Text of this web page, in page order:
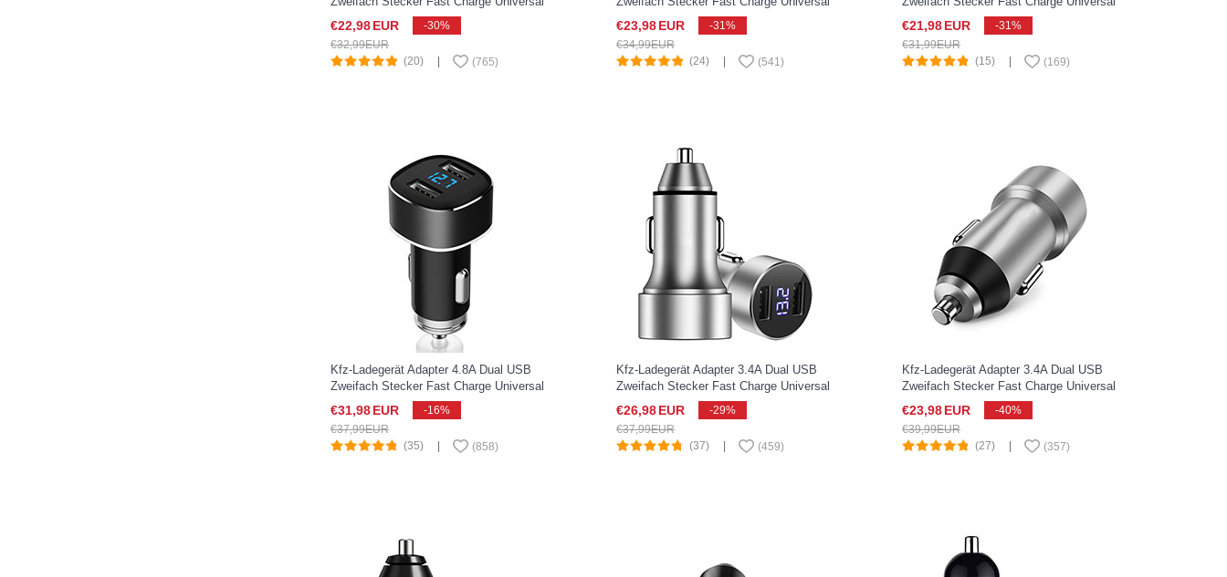
U07 für Sony Xperia XZ2 Compact Silber
€22,98EUR
-30%
€32,99EUR
(20)
(765)
U09 für Sony Xperia XZ2 Compact Silber
€23,98EUR
-31%
€34,99EUR
(24)
(541)
U10 für Sony Xperia XZ2 Compact Silber
€21,98EUR
-31%
€31,99EUR
(15)
(169)
Kfz-Ladegerät Adapter 4.8A Dual USB
Zweifach Stecker Fast Charge Universal
für Sony Xperia XZ2 Compact Schwarz
€31,98EUR
-16%
€37,99EUR
(35)
(858)
Kfz-Ladegerät Adapter 3.4A Dual USB
Zweifach Stecker Fast Charge Universal
für Sony Xperia XZ2 Compact Silber
€26,98EUR
-29%
€37,99EUR
(37)
(459)
Kfz-Ladegerät Adapter 3.4A Dual USB
Zweifach Stecker Fast Charge Universal
U02 für Sony Xperia XZ2 Compact Silber
€23,98EUR
-40%
€39,99EUR
(27)
(357)